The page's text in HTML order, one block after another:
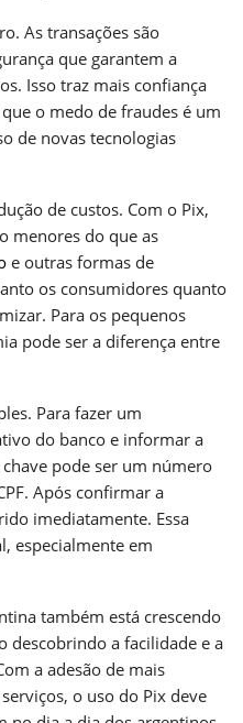
As transações são
que garantem a
Isso traz mais confiança
o medo de fraudes é um
de novas tecnologias
de custos. Com o Pix,
menores do que as
e outras formas de
os consumidores quanto
Para os pequenos
pode ser a diferença entre
Para fazer um
do banco e informar a
pode ser um número
Após confirmar a
imediatamente. Essa
especialmente em
também está crescendo
descobrindo a facilidade e a
a adesão de mais
o uso do Pix deve